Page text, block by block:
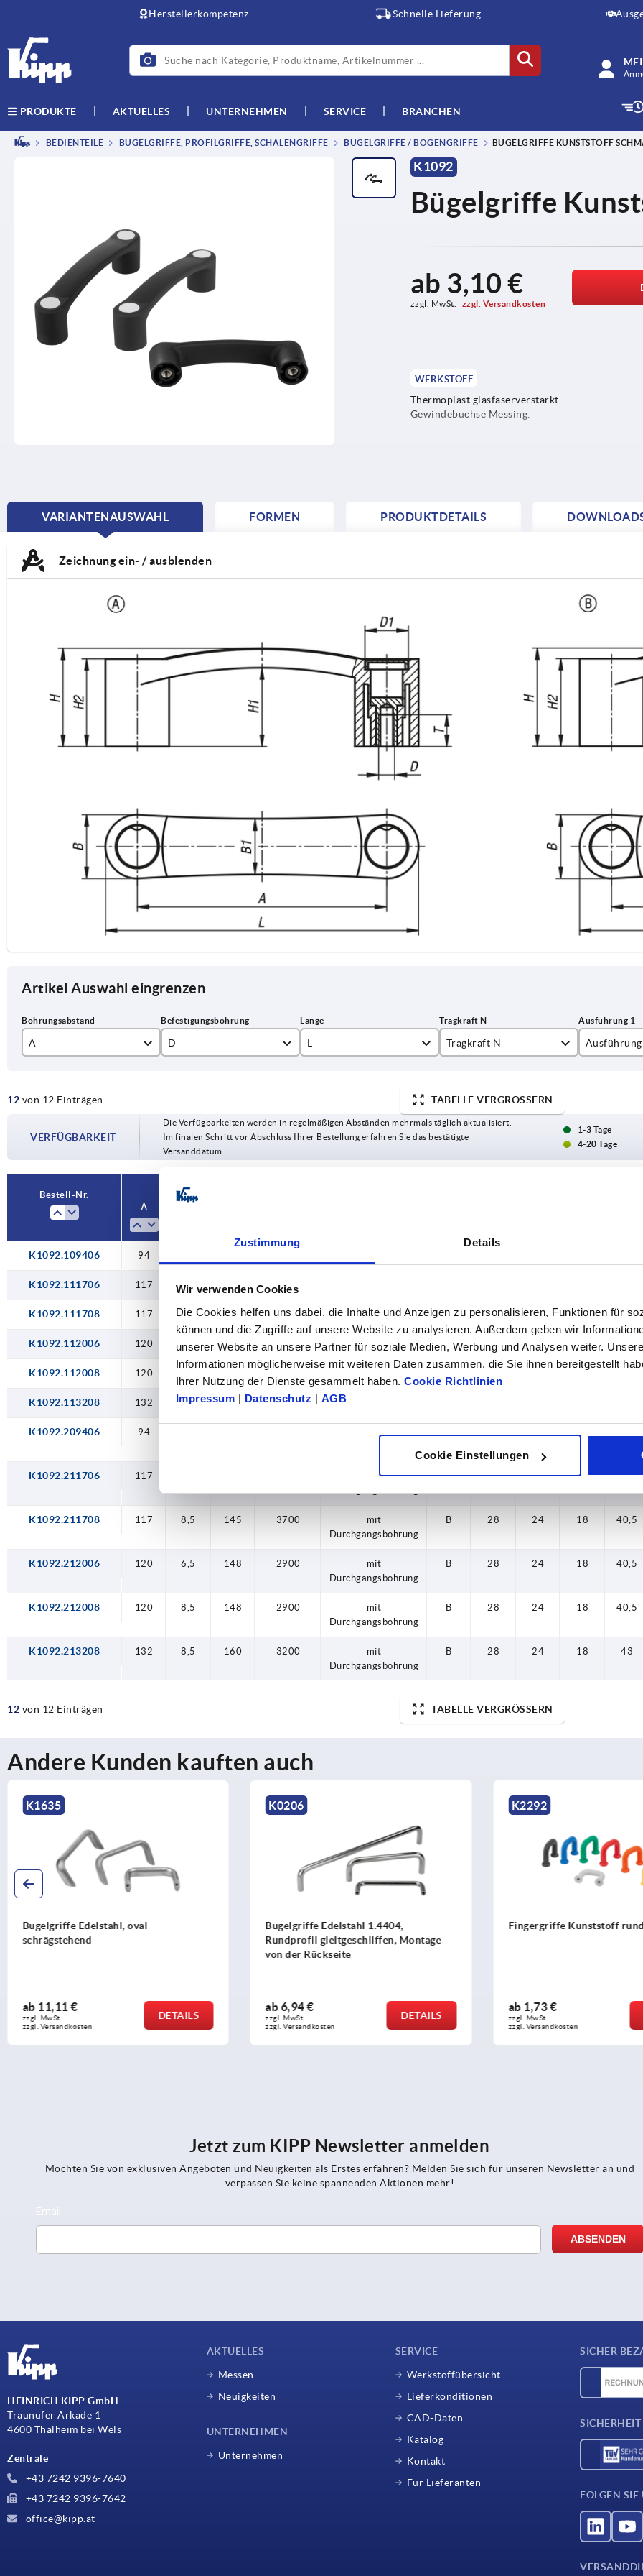
Zustimmung Details
Wir verwenden Cookies
Die Cookies helfen uns dabei, die Inhalte und Anzeigen zu personalisieren, Funktionen für
können und die Zugriffe auf unsere Website zu analysieren. Außerdem geben wir
unserer Website an unsere Partner für soziale Medien, Werbung und Analysen weiter.
Informationen möglicherweise mit weiteren Daten zusammen, die Sie ihnen bereitgestellt
Ihrer Nutzung der Dienste gesammelt haben. Cookie Richtlinien
Impressum | Datenschutz | AGB
Cookie Einstellungen
Herstellerkompetenz Schnelle Lieferung
PRODUKTE AKTUELLES UNTERNEHMEN SERVICE BRANCHEN
BEDIENTEILE BÜGELGRIFFE, PROFILGRIFFE, SCHALENGRIFFE BÜGELGRIFFE / BOGENGRIFFE BÜGELGRIFFE KUNSTSTOFF
K1092
Bügelgriffe
ab 3,10 €
zzgl. MwSt. zzgl. Versandkosten
WERKSTOFF
Thermoplast glasfaserverstärkt.
Gewindebuchse Messing.
VARIANTENAUSWAHL
CURRENT
FORMEN PRODUKTDETAILS
Zeichnung ein- / ausblenden
Artikel Auswahl eingrenzen
A
117
132
D
M6
M8
L
148
160
Tragkraft N
2500
2900
3200
3700
Ausführung
12 von 12 Einträgen TABELLE VERGRÖSSERN
VERFÜGBARKEIT
Die Verfügbarkeiten werden in regelmäßigen Abständen mehrmals täglich aktualisiert.
Im finalen Schritt vor Abschluss Ihrer Bestellung erfahren Sie das bestätigte
Versanddatum.
1-3 Tage
4-20 Tage
Bestell-Nr.
A
D
K1092.109406 94
K1092.111706 117 M6 145 3400
K1092.111708 117 M8 145 3400 Innengewinde A 28 24 18 40,5
K1092.112006 120 M6 148 3500 Innengewinde A 28 24 18 40,5
K1092.112008 120 18
K1092.113208 132 M8 160 3500 Innengewinde
K1092.209406 94
K1092.211706 117
mit
B 28 24 18 40,5
K1092.211708 117 8,5 145 3700
mit
Durchgangsbohrung
B 28 24 18 40,5
K1092.212006 120 6,5 148 2900
mit
Durchgangsbohrung
B 28 24 18 40,5
K1092.212008 120 8,5 148 2900
mit
Durchgangsbohrung
B 28 24 18 40,5
K1092.213208 132 8,5 160 3200
mit
Durchgangsbohrung
B 28 24 18 43
12 von 12 Einträgen TABELLE VERGRÖSSERN
Andere Kunden kauften auch
K1635
Bügelgriffe Edelstahl, oval
schrägstehend
11,11 €
zzgl. MwSt.
zzgl. Versandkosten
DETAILS
K0206
Bügelgriffe Edelstahl 1.4404,
Rundprofil gleitgeschliffen, Montage
von der Rückseite
6,94 €
zzgl. MwSt.
zzgl. Versandkosten
DETAILS
K2292
Fingergriffe Kunststoff rund
1,73 €
zzgl. MwSt.
zzgl. Versandkosten
Jetzt zum KIPP Newsletter anmelden
Möchten Sie von exklusiven Angeboten und Neuigkeiten als Erstes erfahren? Melden Sie sich für unseren Newsletter an und
verpassen Sie keine spannenden Aktionen mehr!
HEINRICH KIPP GmbH
Traunufer Arkade 1
4600 Thalheim bei Wels
Zentrale
+43 7242 9396-7640
+43 7242 9396-7642
office@kipp.at
AKTUELLES
Messen
Neuigkeiten
UNTERNEHMEN
Unternehmen
SERVICE
Werkstoffübersicht
Lieferkonditionen
CAD-Daten
Katalog
Kontakt
Für Lieferanten
SICHER
FOLGEN SIE